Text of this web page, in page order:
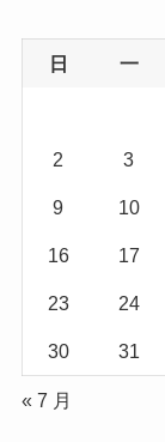
日 一
2 3
9 10
16 17
23 24
30 31
« 7 月